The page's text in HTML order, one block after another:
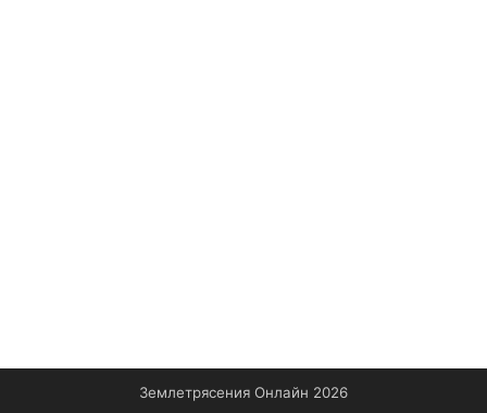
Землетрясения Онлайн 2026